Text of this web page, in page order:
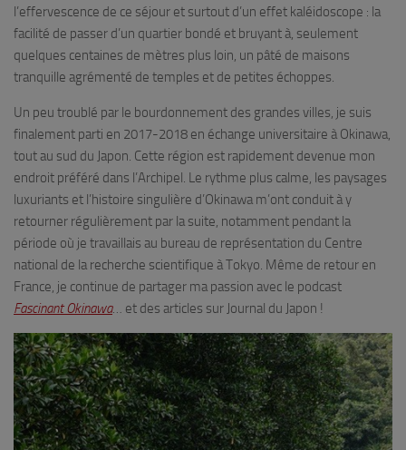
l’effervescence de ce séjour et surtout d’un effet kaléidoscope : la
facilité de passer d’un quartier bondé et bruyant à, seulement
quelques centaines de mètres plus loin, un pâté de maisons
tranquille agrémenté de temples et de petites échoppes.
Un peu troublé par le bourdonnement des grandes villes, je suis
finalement parti en 2017-2018 en échange universitaire à Okinawa,
tout au sud du Japon. Cette région est rapidement devenue mon
endroit préféré dans l’Archipel. Le rythme plus calme, les paysages
luxuriants et l’histoire singulière d’Okinawa m’ont conduit à y
retourner régulièrement par la suite, notamment pendant la
période où je travaillais au bureau de représentation du Centre
national de la recherche scientifique à Tokyo. Même de retour en
France, je continue de partager ma passion avec le podcast
Fascinant Okinawa… et des articles sur Journal du Japon !